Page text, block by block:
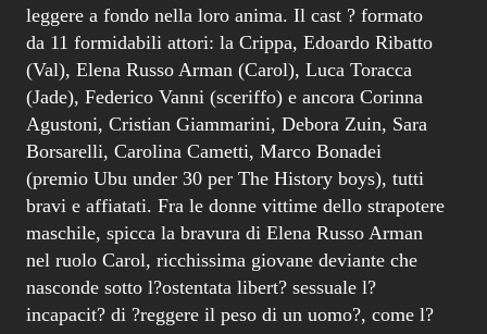
leggere a fondo nella loro anima. Il cast ? formato
da 11 formidabili attori: la Crippa, Edoardo Ribatto
(Val), Elena Russo Arman (Carol), Luca Toracca
(Jade), Federico Vanni (sceriffo) e ancora Corinna
Agustoni, Cristian Giammarini, Debora Zuin, Sara
Borsarelli, Carolina Cametti, Marco Bonadei
(premio Ubu under 30 per The History boys), tutti
bravi e affiatati. Fra le donne vittime dello strapotere
maschile, spicca la bravura di Elena Russo Arman
nel ruolo Carol, ricchissima giovane deviante che
nasconde sotto l?ostentata libert? sessuale l?
incapacit? di ?reggere il peso di un uomo?, come l?